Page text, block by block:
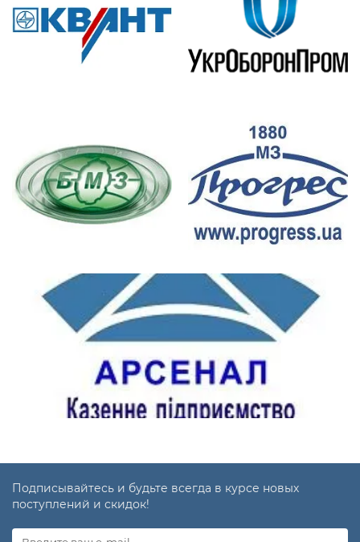
Подписывайтесь и будьте всегда в курсе новых
поступлений и скидок!